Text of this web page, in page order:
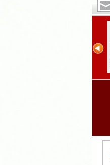
história e consolida
avanço entre os